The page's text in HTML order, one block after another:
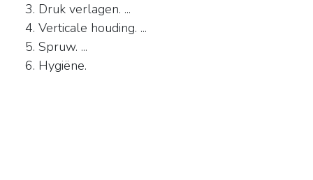
Druk verlagen. ...
Verticale houding. ...
Spruw. ...
Hygiëne.